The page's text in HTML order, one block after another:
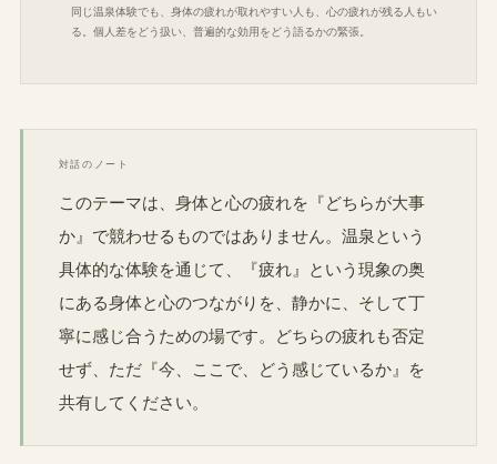
同じ温泉体験でも、身体の疲れが取れやすい人も、心の疲れが残る人もい
る。個人差をどう扱い、普遍的な効用をどう語るかの緊張。
対話のノート
このテーマは、身体と心の疲れを『どちらが大事
か』で競わせるものではありません。温泉という
具体的な体験を通じて、『疲れ』という現象の奥
にある身体と心のつながりを、静かに、そして丁
寧に感じ合うための場です。どちらの疲れも否定
せず、ただ『今、ここで、どう感じているか』を
共有してください。